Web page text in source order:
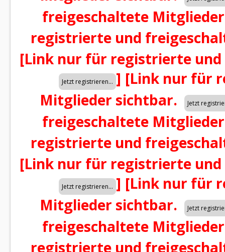
freigeschaltete
registrierte und
[Link nur für registrierte
] [Link nur für
Mitglieder sichtbar.
freigeschaltete
registrierte und
[Link nur für registrierte
] [Link nur für
Mitglieder sichtbar.
freigeschaltete
registrierte und